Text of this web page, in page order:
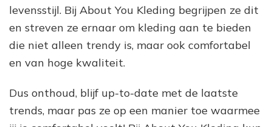
levensstijl. Bij About You Kleding begrijpen ze dit
en streven ze ernaar om kleding aan te bieden
die niet alleen trendy is, maar ook comfortabel
en van hoge kwaliteit.
Dus onthoud, blijf up-to-date met de laatste
trends, maar pas ze op een manier toe waarmee